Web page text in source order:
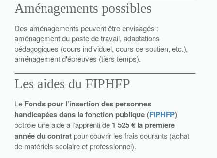
Aménagements possibles
Des aménagements peuvent être envisagés :
aménagement du poste de travail, adaptations
pédagogiques (cours individuel, cours de soutien, etc.),
aménagement d'épreuves (tiers temps).
Les aides du FIPHFP
Le Fonds pour l’insertion des personnes
handicapées dans la fonction publique (FIPHFP)
octroie une aide à l’apprenti de 1 525 € la première
année du contratpour couvrir les frais courants (achat
de matériels scolaire et professionnel).